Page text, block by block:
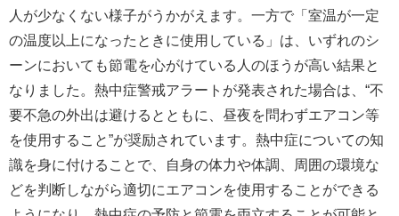
人が少なくない様子がうかがえます。一方で「室温が一定
の温度以上になったときに使用している」は、いずれのシ
ーンにおいても節電を心がけている人のほうが高い結果と
なりました。熱中症警戒アラートが発表された場合は、“不
要不急の外出は避けるとともに、昼夜を問わずエアコン等
を使用すること”が奨励されています。熱中症についての知
識を身に付けることで、自身の体力や体調、周囲の環境な
どを判断しながら適切にエアコンを使用することができる